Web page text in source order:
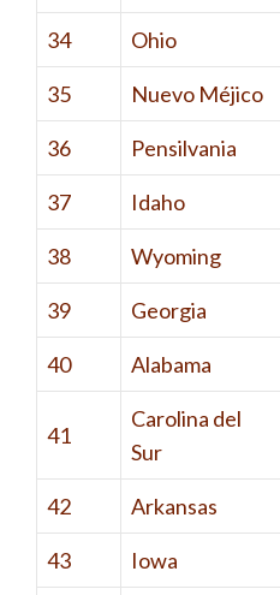
34 Ohio
35 Nuevo Méjico
36 Pensilvania
37 Idaho
38 Wyoming
39 Georgia
40 Alabama
41
Carolina del
Sur
42 Arkansas
43 Iowa